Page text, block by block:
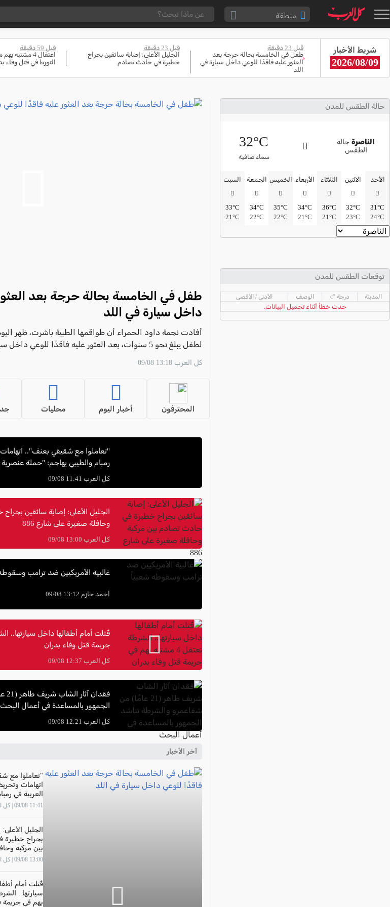
منطقة
القدس والقضاء
المثلث الشمالي
شفاعمرو والقضاء
الضفة الغربية
قطاع غزة
النقب
قرى المرج
المغار والقضاء
شريط الأخبار
2026/08/09
قبل 23 دقيقة
طفل في الخامسة بحالة حرجة بعد
العثور عليه فاقدًا للوعي داخل سيارة في
اللد
قبل 23 دقيقة
الجليل الأعلى: إصابة سائقين بجراح
خطيرة في حادث تصادم
قبل 59 دقيقة
اعتقال 4
التورط في قتل وفاء
‹
حالة الطقس للمدن
الناصرةحالة
الطقس
32°C
سماء صافية
الأحد
31°C
24°C
الاثنين
32°C
23°C
الثلاثاء
36°C
21°C
الأربعاء
34°C
21°C
الخميس
35°C
22°C
الجمعة
34°C
22°C
السبت
33°C
21°C
توقعات الطقس للمدن
المدينة درجة °c الوصف الأدنى / الأقصى
حدث خطأ أثناء تحميل البيانات.
طفل في الخامسة بحالة حرجة بعد
داخل سيارة في اللد
أفادت نجمة داود الحمراء أن طواقمها الطبية باشرت، ظهر
لطفل يبلغ نحو 5 سنوات، بعد العثور عليه فاقدًا للوعي داخل سيارة في مدينة اللد.
كل العرب 13:18 09/08
المحترفون أخبار اليوم محليات
"تعاملوا مع شقيقي بعنف"..
رمبام والطيبي يهاجم: "حملة
واضح وداعم
كل العرب 11:41 09/08
الجليل الأعلى: إصابة سائقين
وحافلة صغيرة على شارع 886
كل العرب 13:00 09/08
غالبية الأمريكيين ضد ترامب
أحمد حازم 13:12 09/08
جريمة قتل وفاء بدران
كل العرب 12:37 09/08
الجمهور بالمساعدة في أعمال البحث
كل العرب 12:21 09/08
آخر الأخبار
"تعاملوا مع
اتهامات
العربية في
"حملة عنصرية
11:41 09/08 | كل العرب
الجليل
بجراح خطيرة
بين مركبة
شارع 886
13:00 09/08 | كل العرب
قُتلت أمام
بهم في جريمة